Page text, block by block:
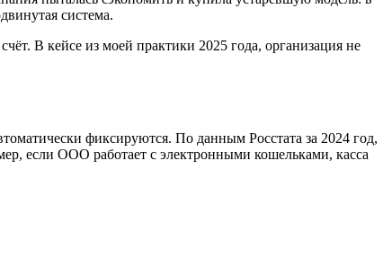
система.
В кейсе из моей практики 2025 года, организация не
фиксируются. По данным Росстата за 2024 год,
если ООО работает с электронными кошельками, касса